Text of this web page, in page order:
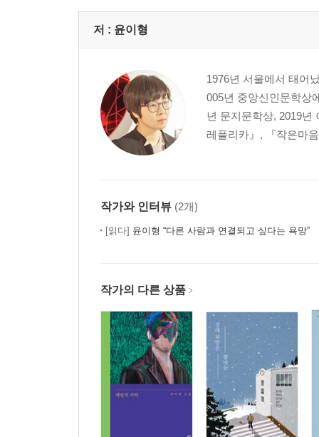
저 : 윤이형
1976년 서울에서 태어
005년 중앙신인문학상
년 문지문학상, 2019년
레플리카』, 『작은마
작가와 인터뷰 (2개)
[읽다] 윤이형 “다른 사람과 연결되고 싶다는 욕망”
작가의 다른 상품